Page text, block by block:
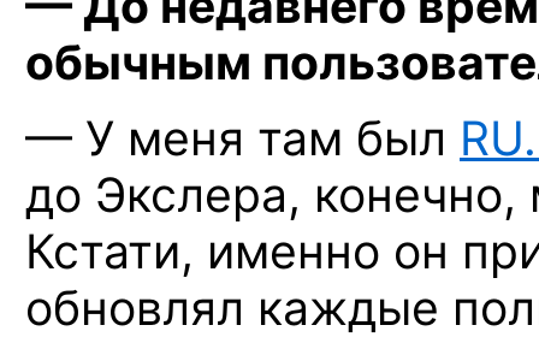
обычным
— У меня там был
до Экслера, конечно,
Кстати, именно он
обновлял каждые